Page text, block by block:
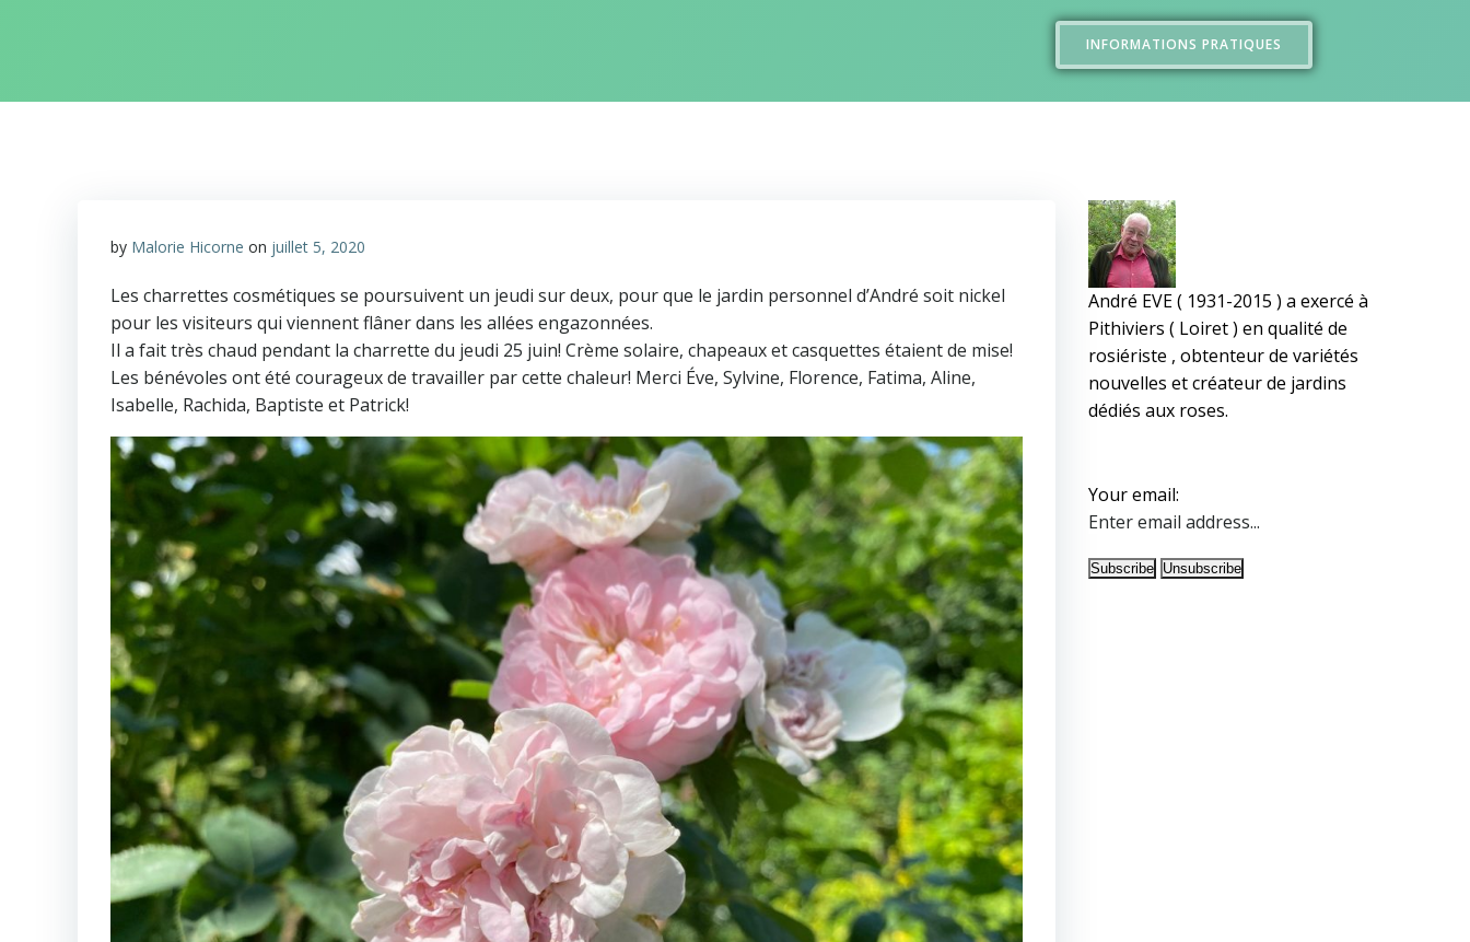
INFORMATIONS PRATIQUES
by Malorie Hicorne on juillet 5, 2020
Les charrettes cosmétiques se poursuivent un jeudi sur deux, pour que le jardin personnel d’André soit nickel
pour les visiteurs qui viennent flâner dans les allées engazonnées.
Il a fait très chaud pendant la charrette du jeudi 25 juin! Crème solaire, chapeaux et casquettes étaient de mise!
Les bénévoles ont été courageux de travailler par cette chaleur! Merci Éve, Sylvine, Florence, Fatima, Aline,
Isabelle, Rachida, Baptiste et Patrick!
André EVE ( 1931-2015 ) a exercé à
Pithiviers ( Loiret ) en qualité de
rosiériste , obtenteur de variétés
nouvelles et créateur de jardins
dédiés aux roses.
Your email: